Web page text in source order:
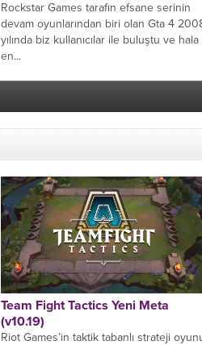
Rockstar Games tarafın efsane serinin
devam oyunlarından biri olan Gta 4
yılında biz kullanıcılar ile buluştu ve hala
en...
Team Fight Tactics Yeni Meta
(v10.19)
Riot Games’in taktik tabanlı strateji